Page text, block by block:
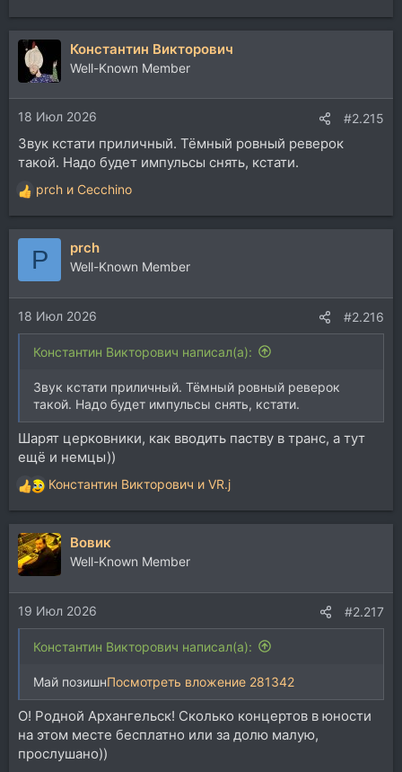
Константин Викторович
Well-Known Member
18 Июл 2026 #2.215
Звук кстати приличный. Тёмный ровный реверок
такой. Надо будет импульсы снять, кстати.
Р
е
а
и
и
:
prch и Cecchino
P prch
Well-Known Member
18 Июл 2026 #2.216
Константин Викторович написал(а):
Звук кстати приличный. Тёмный ровный реверок
такой. Надо будет импульсы снять, кстати.
Шарят церковники, как вводить паству в транс, а тут
ещё и немцы))
Р
е
а
к
ц
и
и
:
Константин Викторович и VR.j
Вовик
Well-Known Member
19 Июл 2026 #2.217
Константин Викторович написал(а):
Май позишнПосмотреть вложение 281342
О! Родной Архангельск! Сколько концертов в юности
на этом месте бесплатно или за долю малую,
прослушано))